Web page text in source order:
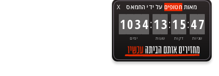
X מאותחטופים על ידי החמאס
1034
ימים
:13
שעות
:15
דקות
:47
שניות